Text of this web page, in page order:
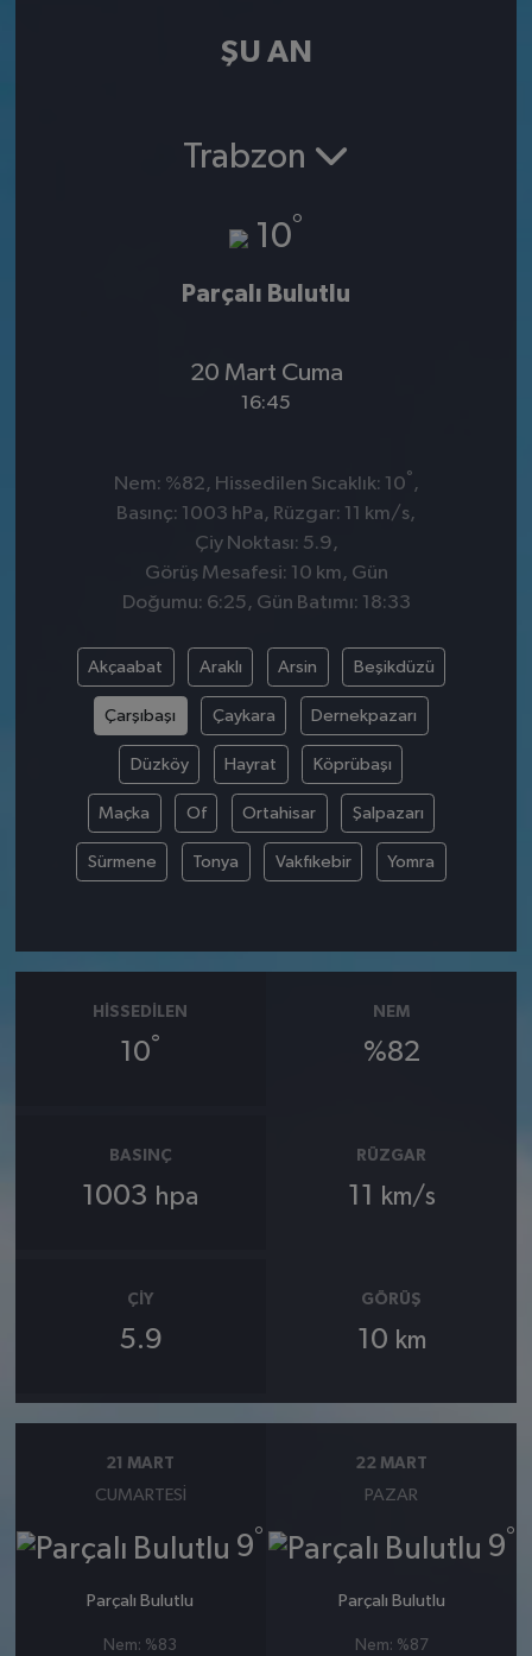
ŞU AN
Trabzon
10°
Parçalı Bulutlu
20 Mart Cuma
16:45
Nem: %82, Hissedilen Sıcaklık: 10° ,
Basınç: 1003 hPa, Rüzgar: 11 km/s,
Çiy Noktası: 5.9,
Görüş Mesafesi: 10 km, Gün
Doğumu: 6:25, Gün Batımı: 18:33
Akçaabat Araklı Arsin Beşikdüzü
Çarşıbaşı Çaykara Dernekpazarı
Düzköy Hayrat Köprübaşı
Maçka Of Ortahisar Şalpazarı
Sürmene Tonya Vakfıkebir Yomra
HISSEDILEN
10°
NEM
%82
BASINÇ
1003 hpa
RÜZGAR
11 km/s
ÇIY
5.9
GÖRÜŞ
10 km
21 MART
CUMARTESI
9°
Parçalı Bulutlu
Nem: %83
22 MART
PAZAR
9°
Parçalı Bulutlu
Nem: %87